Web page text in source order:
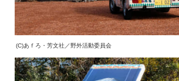
(C)あｆろ・芳文社／野外活動委員会